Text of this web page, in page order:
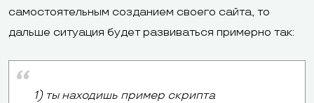
самостоятельным созданием своего сайта, то
дальше ситуация будет развиваться примерно так:
1) ты находишь пример скрипта